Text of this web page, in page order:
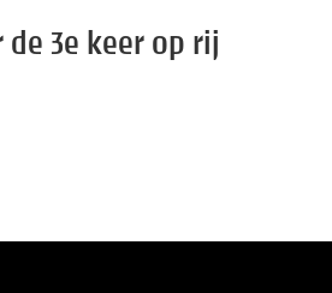
de 3e keer op rij